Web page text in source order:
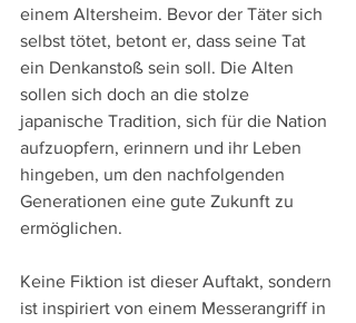
einem Altersheim. Bevor der Täter sich
selbst tötet, betont er, dass seine Tat
ein Denkanstoß sein soll. Die Alten
sollen sich doch an die stolze
japanische Tradition, sich für die Nation
aufzuopfern, erinnern und ihr Leben
hingeben, um den nachfolgenden
Generationen eine gute Zukunft zu
ermöglichen.
Keine Fiktion ist dieser Auftakt, sondern
ist inspiriert von einem Messerangriff in